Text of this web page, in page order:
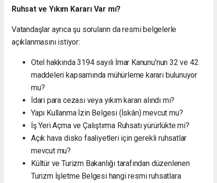
Ruhsat ve Yıkım Kararı Var mı?
Vatandaşlar ayrıca şu soruların da resmi belgelerle
açıklanmasını istiyor:
Otel hakkında 3194 sayılı İmar Kanunu'nun 32 ve 42.
maddeleri kapsamında mühürleme kararı bulunuyor
mu?
İdari para cezası veya yıkım kararı alındı mı?
Yapı Kullanma İzin Belgesi (İskân) mevcut mu?
İş Yeri Açma ve Çalıştırma Ruhsatı yürürlükte mi?
Açık hava disko faaliyetleri için gerekli ruhsatlar
mevcut mu?
Kültür ve Turizm Bakanlığı tarafından düzenlenen
Turizm İşletme Belgesi hangi resmi ruhsatlara